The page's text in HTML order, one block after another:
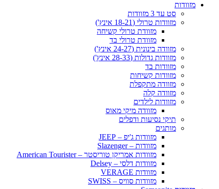
מזוודות
סט עד 3 מזוודות
מזוודות טרולי (18-21 אינץ')
מזוודת טרולי קשיחה
מזוודת טרולי בד
מזוודה בינונית (24-27 אינץ')
מזוודות גדולות (28-33 אינץ')
מזוודות בד
מזוודות קשיחות
מזוודה מתקפלת
מזוודה קלה
מזוודות לילדים
מזוודה מיקי מאוס
תיקי נסיעות ודפלים
מותגים
מזוודות ג'יפ – JEEP
מזוודות – Slazenger
מזוודות אמריקן טוריסטר – American Tourister
מזוודות דלסי – Delsey
מזוודות VERAGE
מזוודות סוויס – SWISS